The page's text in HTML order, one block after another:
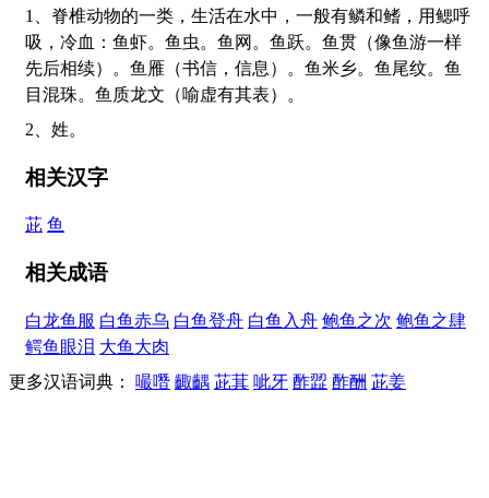
1、脊椎动物的一类，生活在水中，一般有鳞和鳍，用鳃呼
吸，冷血：鱼虾。鱼虫。鱼网。鱼跃。鱼贯（像鱼游一样
先后相续）。鱼雁（书信，信息）。鱼米乡。鱼尾纹。鱼
目混珠。鱼质龙文（喻虚有其表）。
2、姓。
相关汉字
茈 鱼
相关成语
白龙鱼服 白鱼赤乌 白鱼登舟 白鱼入舟 鲍鱼之次 鲍鱼之肆
鳄鱼眼泪 大鱼大肉
更多汉语词典： 嘬噆 齱齵 茈萁 呲牙 酢歰 酢酬 茈姜